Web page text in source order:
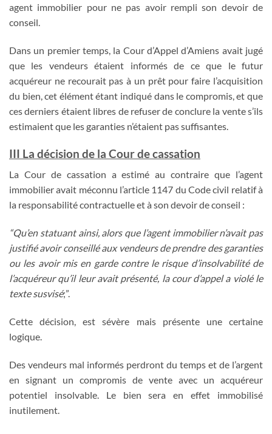
agent immobilier pour ne pas avoir rempli son devoir de
conseil.
Dans un premier temps, la Cour d’Appel d’Amiens avait jugé
que les vendeurs étaient informés de ce que le futur
acquéreur ne recourait pas à un prêt pour faire l’acquisition
du bien, cet élément étant indiqué dans le compromis, et que
ces derniers étaient libres de refuser de conclure la vente s’ils
estimaient que les garanties n’étaient pas suffisantes.
III La décision de la Cour de cassation
La Cour de cassation a estimé au contraire que l’agent
immobilier avait méconnu l’article 1147 du Code civil relatif à
la responsabilité contractuelle et à son devoir de conseil :
“Qu’en statuant ainsi, alors que l’agent immobilier n’avait pas
justifié avoir conseillé aux vendeurs de prendre des garanties
ou les avoir mis en garde contre le risque d’insolvabilité de
l’acquéreur qu’il leur avait présenté, la cour d’appel a violé le
texte susvisé;”.
Cette décision, est sévère mais présente une certaine
logique.
Des vendeurs mal informés perdront du temps et de l’argent
en signant un compromis de vente avec un acquéreur
potentiel insolvable. Le bien sera en effet immobilisé
inutilement.